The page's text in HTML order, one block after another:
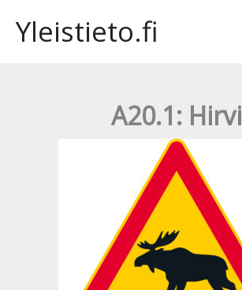
sisältöön
Yleistieto.fi
A20.1: Hirvi